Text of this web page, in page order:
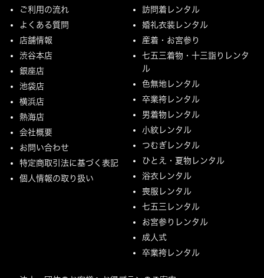
ご利用の流れ
よくある質問
店舗情報
渋谷本店
銀座店
池袋店
横浜店
熱海店
会社概要
お問い合わせ
特定商取引法に基づく表記
個人情報の取り扱い
訪問着レンタル
婚礼衣装レンタル
産着・お宮参り
七五三着物・十三詣りレンタ
ル
色無地レンタル
卒業袴レンタル
男着物レンタル
小紋レンタル
つむぎレンタル
ひとえ・夏物レンタル
浴衣レンタル
喪服レンタル
七五三レンタル
お宮参りレンタル
成人式
卒業袴レンタル